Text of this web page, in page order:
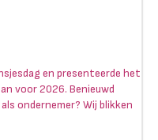
en presenteerde het
voor 2026. Benieuwd
ondernemer? Wij blikken